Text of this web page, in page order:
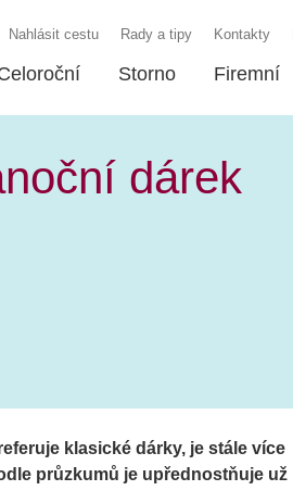
Nahlásit cestu Rady a tipy Kontakty
Storno Firemní
dárek
klasické dárky, je stále více
průzkumů je upřednostňuje už